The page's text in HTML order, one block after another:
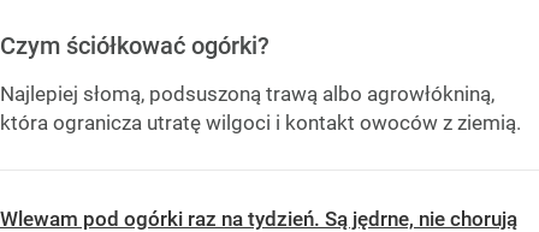
Czym ściółkować ogórki?
Najlepiej słomą, podsuszoną trawą albo agrowłókniną,
która ogranicza utratę wilgoci i kontakt owoców z ziemią.
Wlewam pod ogórki raz na tydzień. Są jędrne, nie chorują